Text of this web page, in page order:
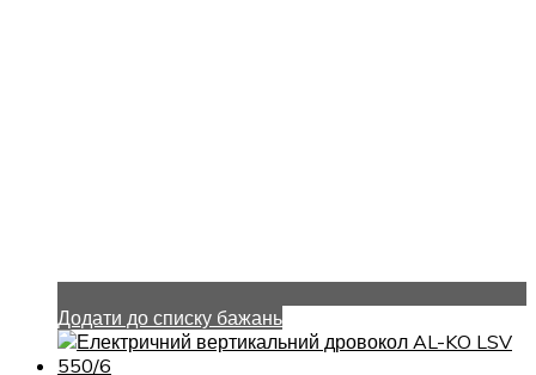
Додати до списку бажань